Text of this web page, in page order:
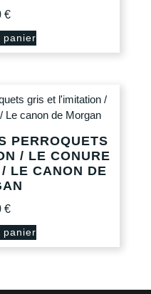
€
panier
PERROQUETS
/ LE CONURE
LE CANON DE
€
panier